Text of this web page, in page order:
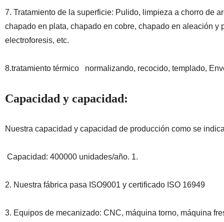
7. Tratamiento de la superficie: Pulido, limpieza a chorro de
chapado en plata, chapado en cobre, chapado en aleación
electroforesis, etc.
8.tratamiento térmico normalizando, recocido, templado,
Capacidad y capacidad:
Nuestra capacidad y capacidad de producción como se
Capacidad: 400000 unidades/año. 1.
2. Nuestra fábrica pasa ISO9001 y certificado ISO 16949
3. Equipos de mecanizado: CNC, máquina torno, máquina